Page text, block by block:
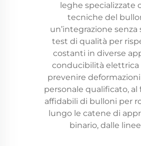
leghe specializzate
tecniche del
un’integrazione
test di qualità per
costanti in diverse
conducibilità elettrica
prevenire
personale qualificato,
affidabili di bulloni per
lungo le catene di
binario, dalle